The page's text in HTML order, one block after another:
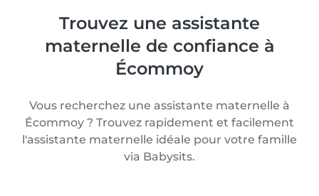
Trouvez une assistante
maternelle de confiance à
Écommoy
Vous recherchez une assistante maternelle à
Écommoy ? Trouvez rapidement et facilement
l'assistante maternelle idéale pour votre famille
via Babysits.